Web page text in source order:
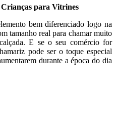
Crianças para Vitrines
bem diferenciado logo na
tamanho real para chamar muito
E se o seu comércio for
pode ser o toque especial
durante a época do dia